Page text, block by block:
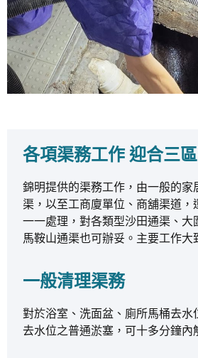
各項渠務工作 迎合三
錦明提供的渠務工作，由一般的家
渠，以至工商廈單位、商舖渠道，
一一處理，對各類型沙田通渠、 大
馬鞍山通渠也可辦妥。主要工作大
一般清理渠務
對於浴室、洗面盆、廁所馬桶去水
去水位之普通淤塞，可十多分鐘內